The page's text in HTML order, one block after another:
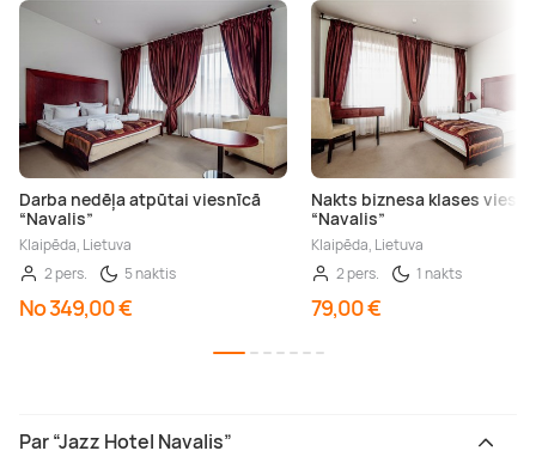
Darba nedēļa atpūtai viesnīcā
“Navalis”
Klaipēda, Lietuva
2 pers.
5 naktis
No 349,00 €
Nakts biznesa klases
“Navalis”
Klaipēda, Lietuva
2 pers.
1 nakts
79,00 €
Par “Jazz Hotel Navalis”